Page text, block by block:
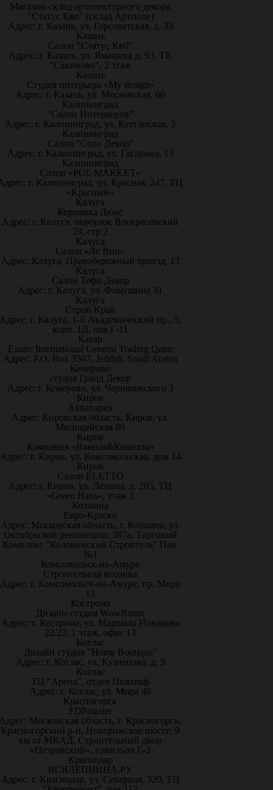
Магазин-склад архитектурного декора
"Статус Кво" (склад Артполе)
Адрес: г. Казань, ул. Горсоветская, д. 33
Казань
Салон "Статус Кв0"
Адрес: г. Казань, ул. Ямашева д. 93, ТК
"Савиново", 2 этаж
Казань
Студия интерьера «My design»
Адрес: г. Казань, ул. Московская, 60
Калининград
"Салон Интерьеров"
Адрес: г. Калининград, ул. Курганская, 3
Калининград
Салон "Соло Декор"
Адрес: г. Калининград, ул. Гагарина, 13
Калининград
Салон «POL MARKET»
г. Калининград, ул. Красная, 247, ТЦ
«Красный»
Калуга
Керамика Люкс
Адрес: г. Калуга, переулок Воскресенский
29, стр.2
Калуга
Салон «Ле Вин»
Адрес: Калуга, Правобережный проезд, 13
Калуга
Салон Тефи Декор
Адрес: г. Калуга, ул. Фомушина 31
Калуга
Строй Край
г. Калуга, 1-й Академический пр., 5,
корп. 1Д, пав Г-11
Катар
Exotic International General Trading Qatar
Адрес: P.O. Box 3507, Jeddah, Saudi Arabia
Кемерово
студия Гранд Декор
Адрес: г. Кемерово, ул. Черняховского 3
Киров
Акватория
Адрес: Кировская область, Киров, ул.
Милицейская 80
Киров
Компания «Ванная&Комната»
Адрес: г. Киров, ул. Комсомольская, дом 14
Киров
Салон ELETTO
Адрес: г. Киров, ул. Ленина, д. 205, ТЦ
«Green Haus», этаж 2
Коломна
Евро-Краски
Адрес: Московская область, г. Коломна, ул.
Октябрьской революции, 387а, Торговый
Комплекс "Коломенский Строитель" Пав.
№1
Комсомольск-на-Амуре
Строительная мозаика
Адрес: г. Комсомольск-на-Амуре, пр. Мира
13
Кострома
Дизайн-студия WowRoom
Адрес: г. Кострома, ул. Маршала Новикова
22/22, 1 этаж, офис 13
Котлас
Дизайн студия "Home Boutique"
Адрес: г. Котлас, ул. Кузнецова, д. 3
Котлас
ТЦ "Арена", отдел Позитиф
Адрес: г. Котлас, ул. Мира 46
Красногорск
FDPmaster
Московская область, г. Красногорск,
Красногорский р-н, Новорижское шоссе, 9
км от МКАД. Строительный двор
«Петровский», павильон Г-2
Краснодар
ВСЯЛЕПНИНА.РУ
Адрес: г. Краснодар, ул. Северная, 320, ТЦ